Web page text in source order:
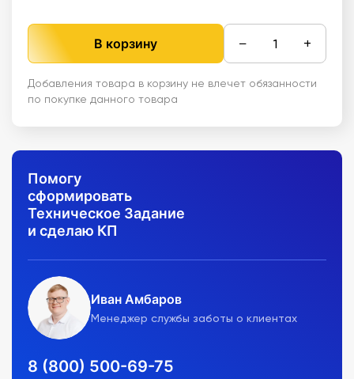
В корзину − +
Добавления товара в корзину не влечет обязанности
по покупке данного товара
Помогу
сформировать
Техническое Задание
и сделаю КП
Иван Амбаров
Менеджер службы заботы о клиентах
8 (800) 500-69-75